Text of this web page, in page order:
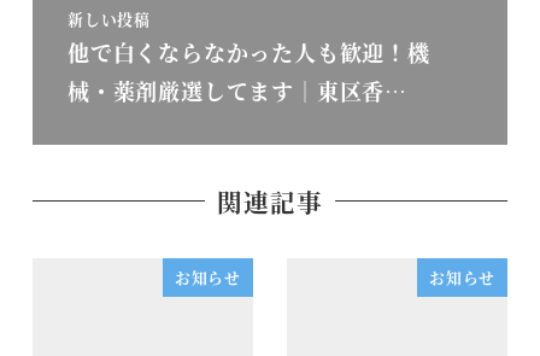
新しい投稿
他で白くならなかった人も歓迎！機
械・薬剤厳選してます｜東区香…
関連記事
お知らせ お知らせ